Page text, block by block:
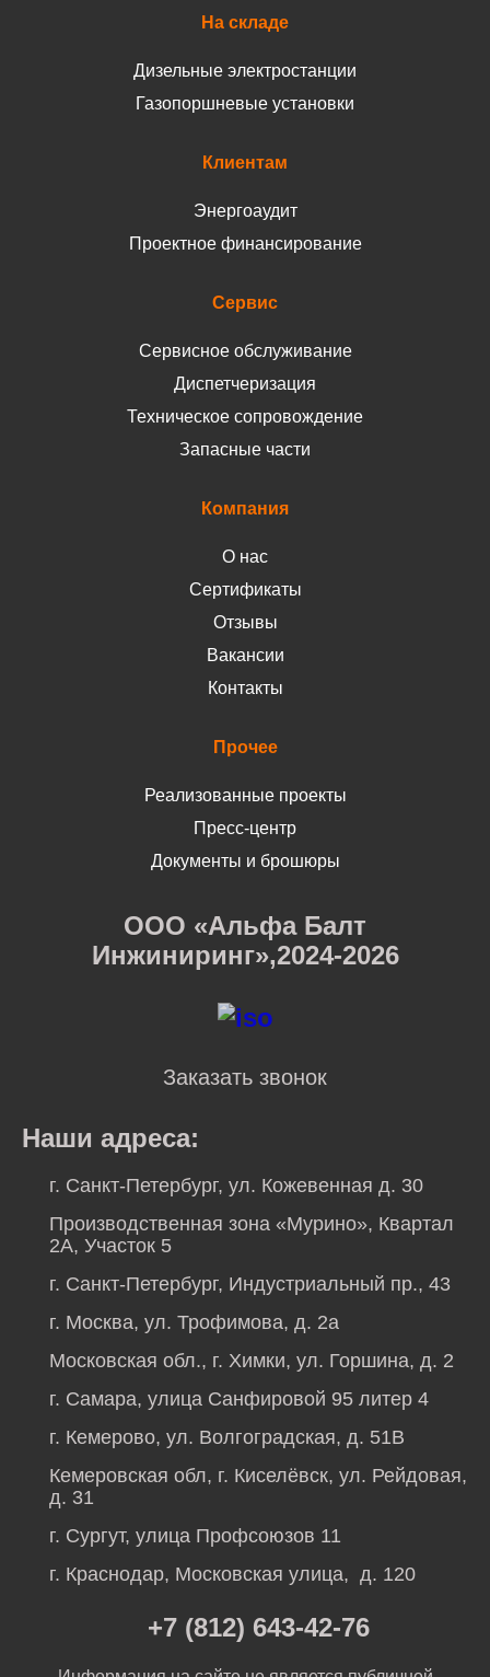
На складе
Дизельные электростанции
Газопоршневые установки
Клиентам
Энергоаудит
Проектное финансирование
Сервис
Сервисное обслуживание
Диспетчеризация
Техническое сопровождение
Запасные части
Компания
О нас
Сертификаты
Отзывы
Вакансии
Контакты
Прочее
Реализованные проекты
Пресс-центр
Документы и брошюры
ООО «Альфа Балт
Инжиниринг»,2024-2026
Заказать звонок
Наши адреса:
г. Санкт-Петербург, ул. Кожевенная д. 30
Производственная зона «Мурино», Квартал
2А, Участок 5
г. Санкт-Петербург, Индустриальный пр., 43
г. Москва, ул. Трофимова, д. 2а
Московская обл., г. Химки, ул. Горшина, д. 2
г. Самара, улица Санфировой 95 литер 4
г. Кемерово, ул. Волгоградская, д. 51В
Кемеровская обл, г. Киселёвск, ул. Рейдовая,
д. 31
г. Сургут, улица Профсоюзов 11
г. Краснодар, Московская улица, д. 120
+7 (812) 643-42-76